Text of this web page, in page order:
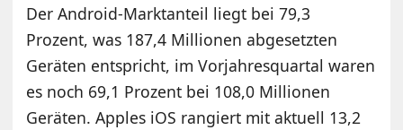
Der Android-Marktanteil liegt bei 79,3
Prozent, was 187,4 Millionen abgesetzten
Geräten entspricht, im Vorjahresquartal waren
es noch 69,1 Prozent bei 108,0 Millionen
Geräten. Apples iOS rangiert mit aktuell 13,2